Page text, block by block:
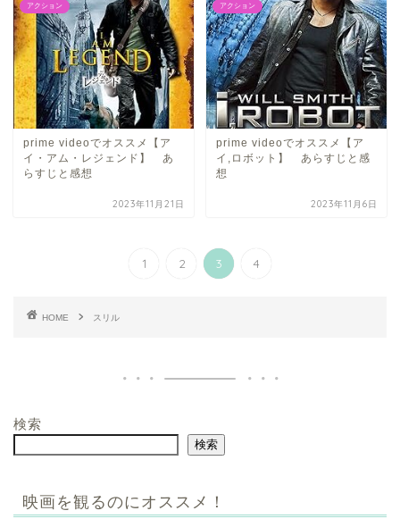
アクション
prime videoでオススメ【ア
イ・アム・レジェンド】 あ
らすじと感想
2023年11月21日
アクション
prime videoでオススメ【ア
イ,ロボット】 あらすじと感
想
2023年11月6日
1 2 3 4
HOME スリル
検索
検索
映画を観るのにオススメ！